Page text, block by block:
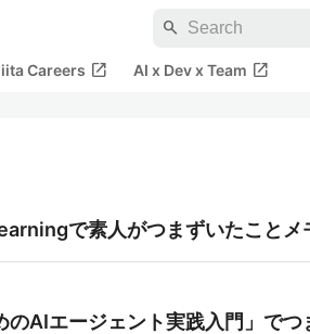
search
Careers open_in_new AI x Dev x Team open_in_new
で素人がつまずいたことメ
のAIエージェント実践入門」で